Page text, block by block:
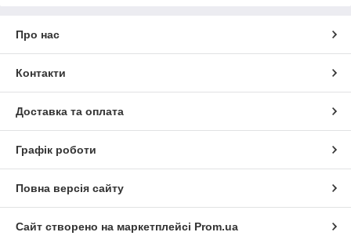
Про нас
Контакти
Доставка та оплата
Графік роботи
Повна версія сайту
Сайт створено на маркетплейсі Prom.ua